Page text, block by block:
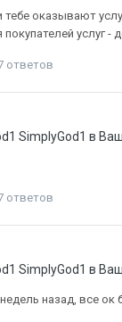
оказывают
услуг -
ответов
SimplyGod1 в
ответов
SimplyGod1 в
назад, все ок